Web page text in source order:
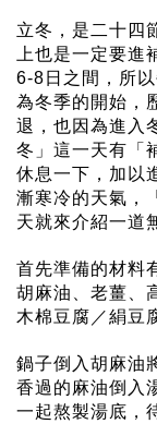
立冬，是二十四
上也是一定要進
6-8日之間，所
為冬季的開始，
退，也因為進入
冬」這一天有「
休息一下，加以
漸寒冷的天氣，
天就來介紹一道
首先準備的材料
胡麻油、老薑、
木棉豆腐／絹豆
鍋子倒入胡麻油
香過的麻油倒入
一起熬製湯底，